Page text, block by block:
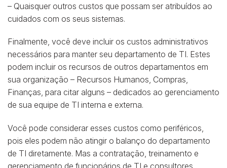
– Quaisquer outros custos que possam ser atribuídos ao
cuidados com os seus sistemas.
Finalmente, você deve incluir os custos administrativos
necessários para manter seu departamento de TI. Estes
podem incluir os recursos de outros departamentos em
sua organização – Recursos Humanos, Compras,
Finanças, para citar alguns – dedicados ao gerenciamento
de sua equipe de TI interna e externa.
Você pode considerar esses custos como periféricos,
pois eles podem não atingir o balanço do departamento
de TI diretamente. Mas a contratação, treinamento e